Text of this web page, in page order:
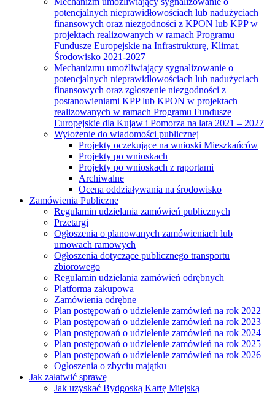
potencjalnych nieprawidłowościach lub nadużyciach
finansowych oraz niezgodności z KPON lub KPP w
projektach realizowanych w ramach Programu
Fundusze Europejskie na Infrastrukturę, Klimat,
Środowisko 2021-2027
Mechanizmu umożliwiający sygnalizowanie o
potencjalnych nieprawidłowościach lub nadużyciach
finansowych oraz zgłoszenie niezgodności z
postanowieniami KPP lub KPON w projektach
realizowanych w ramach Programu Fundusze
Europejskie dla Kujaw i Pomorza na lata 2021 – 2027
Wyłożenie do wiadomości publicznej
Projekty oczekujące na wnioski Mieszkańców
Projekty po wnioskach
Projekty po wnioskach z raportami
Archiwalne
Ocena oddziaływania na środowisko
Zamówienia Publiczne
Regulamin udzielania zamówień publicznych
Przetargi
Ogłoszenia o planowanych zamówieniach lub
umowach ramowych
Ogłoszenia dotyczące publicznego transportu
zbiorowego
Regulamin udzielania zamówień odrębnych
Platforma zakupowa
Zamówienia odrębne
Plan postępowań o udzielenie zamówień na rok 2022
Plan postępowań o udzielenie zamówień na rok 2023
Plan postępowań o udzielenie zamówień na rok 2024
Plan postępowań o udzielenie zamówień na rok 2025
Plan postępowań o udzielenie zamówień na rok 2026
Ogłoszenia o zbyciu majątku
Jak załatwić sprawę
Jak uzyskać Bydgoską Kartę Miejską